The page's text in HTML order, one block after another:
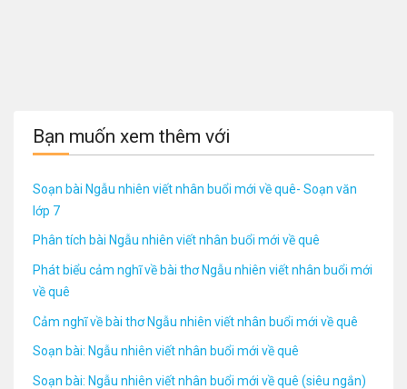
Bạn muốn xem thêm với
Soạn bài Ngẫu nhiên viết nhân buổi mới về quê- Soạn văn
lớp 7
Phân tích bài Ngẫu nhiên viết nhân buổi mới về quê
Phát biểu cảm nghĩ về bài thơ Ngẫu nhiên viết nhân buổi mới
về quê
Cảm nghĩ về bài thơ Ngẫu nhiên viết nhân buổi mới về quê
Soạn bài: Ngẫu nhiên viết nhân buổi mới về quê
Soạn bài: Ngẫu nhiên viết nhân buổi mới về quê (siêu ngắn)